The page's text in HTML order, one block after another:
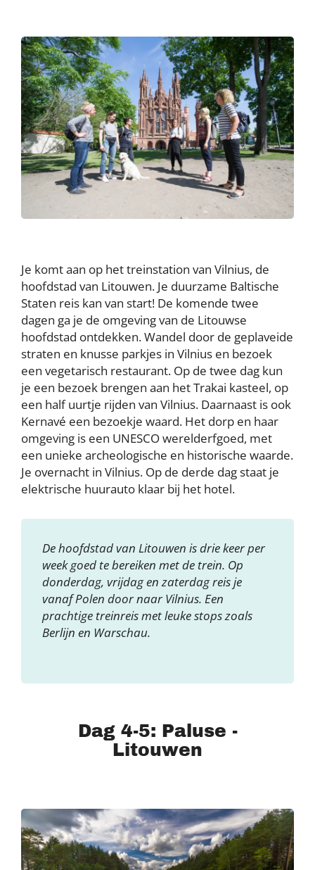
Je komt aan op het treinstation van Vilnius, de
hoofdstad van Litouwen. Je duurzame Baltische
Staten reis kan van start! De komende twee
dagen ga je de omgeving van de Litouwse
hoofdstad ontdekken. Wandel door de geplaveide
straten en knusse parkjes in Vilnius en bezoek
een vegetarisch restaurant. Op de twee dag kun
je een bezoek brengen aan het Trakai kasteel, op
een half uurtje rijden van Vilnius. Daarnaast is ook
Kernavé een bezoekje waard. Het dorp en haar
omgeving is een UNESCO werelderfgoed, met
een unieke archeologische en historische waarde.
Je overnacht in Vilnius. Op de derde dag staat je
elektrische huurauto klaar bij het hotel.
De hoofdstad van Litouwen is drie keer per
week goed te bereiken met de trein. Op
donderdag, vrijdag en zaterdag reis je
vanaf Polen door naar Vilnius. Een
prachtige treinreis met leuke stops zoals
Berlijn en Warschau.
Dag 4-5: Paluse -
Litouwen